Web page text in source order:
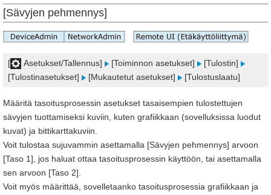
[Sävyjen pehmennys]
[ Asetukset/Tallennus] [Toiminnon asetukset]
[Tulostin]
[Tulostinasetukset]
[Mukautetut asetukset] [Tulostuslaatu]
Määritä tasoitusprosessin asetukset tasaisempien tulostettujen
sävyjen tuottamiseksi kuviin, kuten grafiikkaan (sovelluksissa luodut
kuvat) ja bittikarttakuviin.
Voit tulostaa sujuvammin asettamalla [Sävyjen pehmennys] arvoon
[Taso 1], jos haluat ottaa tasoitusprosessin käyttöön, tai asettamalla
sen arvoon [Taso 2].
Voit myös määrittää, sovelletaanko tasoitusprosessia grafiikkaan ja